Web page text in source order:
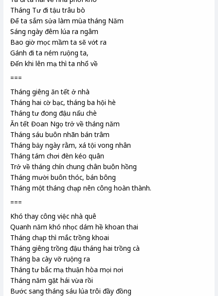
Tháng Tư đi tậu trâu bò
Để ta sắm sửa làm mùa tháng Năm
Sáng ngày đêm lúa ra ngâm
Bao giờ mọc mầm ta sẽ vớt ra
Gánh đi ta ném ruộng ta,
Đến khi lên mạthì ta nhổ về
===
Tháng giêng ăn tết ở nhà
Tháng hai cờ bạc, tháng ba hội hè
Tháng tư đong đậu nấu chè
Ăn tết Đoan Ngọtrở về tháng năm
Tháng sáu buôn nhãn bán trâm
Tháng bảy ngày rằm, xá tội vong nhân
Tháng tám chơi đèn kéo quân
Trở về tháng chín chung chân buôn hồng
Tháng mười buôn thóc, bán bông
Tháng mộttháng chạp nên công hoàn thành.
===
Khó thay công việc nhà quê
Quanh năm khó nhọc dám hề khoan thai
Tháng chạp thì mắc trồng khoai
Tháng giêng trồng đậu tháng hai trồng cà
Tháng ba cày vỡ ruộng ra
Tháng tư bắc mạ thuận hòa mọi nơi
Tháng năm gặt hái vừa rồi
Bước sang tháng sáu lúa trôi đầy đồng